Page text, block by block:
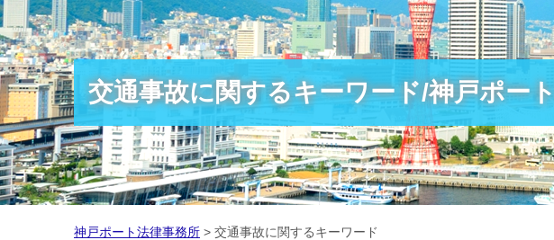
交通事故に関するキーワード/神戸ポー
神戸ポート法律事務所 > 交通事故に関するキーワード